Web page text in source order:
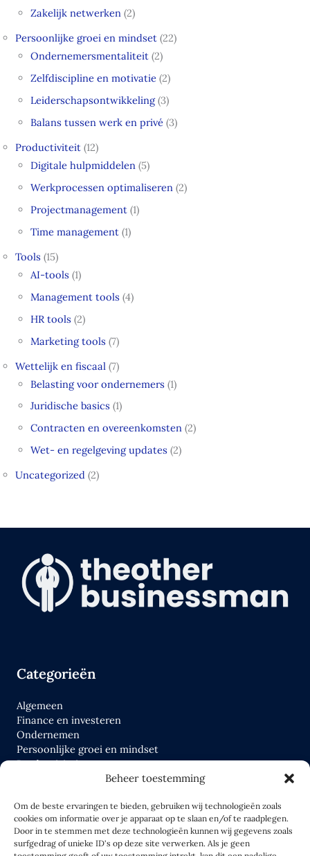
Beheer toestemming
Om de beste ervaringen te bieden, gebruiken wij technologieën zoals
cookies om informatie over je apparaat op te slaan en/of te raadplegen.
Door in te stemmen met deze technologieën kunnen wij gegevens zoals
surfgedrag of unieke ID's op deze site verwerken. Als je geen
Zakelijk netwerken (2)
Persoonlijke groei en mindset (22)
Ondernemersmentaliteit (2)
Zelfdiscipline en motivatie (2)
Leiderschapsontwikkeling(3)
Balans tussen werk en privé (3)
Productiviteit (12)
Digitale hulpmiddelen (5)
Werkprocessen optimaliseren (2)
Projectmanagement (1)
Time management (1)
Tools (15)
AI-tools (1)
Management tools (4)
HR tools (2)
Marketing tools (7)
Wettelijk en fiscaal (7)
Belasting voor ondernemers (1)
Juridische basics (1)
Contracten en overeenkomsten (2)
Wet- en regelgeving updates (2)
Uncategorized (2)
Categorieën
Algemeen
Finance en investeren
Ondernemen
Persoonlijke groei en mindset
Productiviteit
Links